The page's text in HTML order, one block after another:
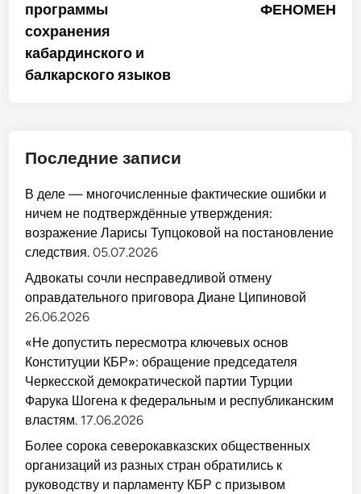
программы
сохранения
кабардинского и
балкарского языков
ФЕНОМЕН
Последние записи
В деле — многочисленные фактические ошибки и
ничем не подтверждённые утверждения:
возражение Ларисы Тупцоковой на постановление
следствия. 05.07.2026
Адвокаты сочли несправедливой отмену
оправдательного приговора Диане Ципиновой
26.06.2026
«Не допустить пересмотра ключевых основ
Конституции КБР»: обращение председателя
Черкесской демократической партии Турции
Фарука Шогена к федеральным и республиканским
властям. 17.06.2026
Более сорока северокавказских общественных
организаций из разных стран обратились к
руководству и парламенту КБР с призывом